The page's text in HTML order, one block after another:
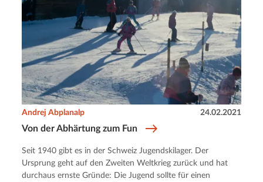
Von der Abhärtung zum Fun
Andrej Abplanalp 24.02.2021
Seit 1940 gibt es in der Schweiz Jugendskilager. Der
Ursprung geht auf den Zweiten Weltkrieg zurück und hat
durchaus ernste Gründe: Die Jugend sollte für einen